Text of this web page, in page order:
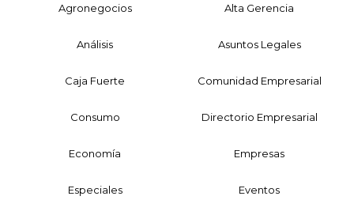
Agronegocios Alta Gerencia
Análisis Asuntos Legales
Caja Fuerte Comunidad Empresarial
Consumo Directorio Empresarial
Economía Empresas
Especiales Eventos